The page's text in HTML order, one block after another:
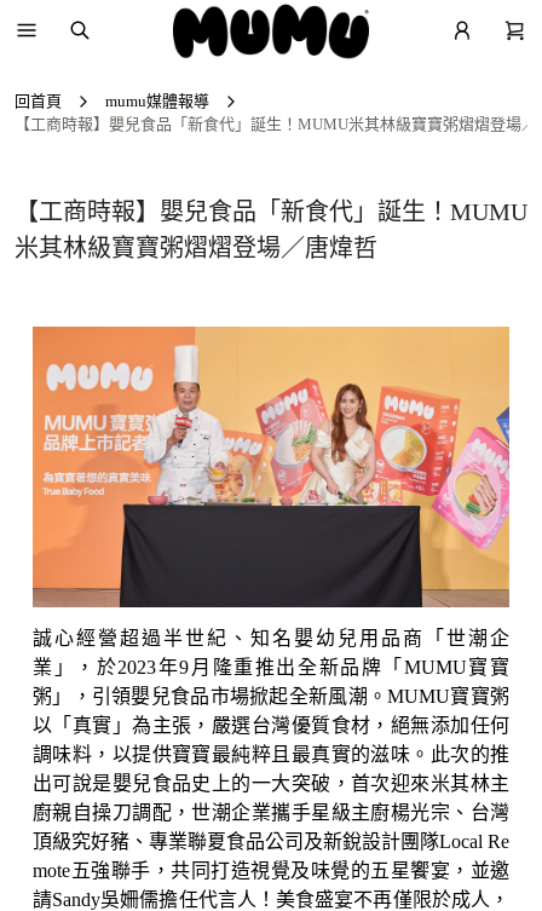
回首頁
mumu媒體報導
【工商時報】嬰兒食品「新食代」誕生！MUMU米其林級寶寶粥熠熠登場／
【工商時報】嬰兒食品「新食代」誕生！MUMU
米其林級寶寶粥熠熠登場／唐煒哲
誠心經營超過半世紀、知名嬰幼兒用品商「世潮企
業」，於2023年9月隆重推出全新品牌「MUMU寶寶
粥」，引領嬰兒食品市場掀起全新風潮。MUMU寶寶粥
以「真實」為主張，嚴選台灣優質食材，絕無添加任何
調味料，以提供寶寶最純粹且最真實的滋味。此次的推
出可說是嬰兒食品史上的一大突破，首次迎來米其林主
廚親自操刀調配，世潮企業攜手星級主廚楊光宗、台灣
頂級究好豬、專業聯夏食品公司及新銳設計團隊Local Re
mote五強聯手，共同打造視覺及味覺的五星饗宴，並邀
請Sandy吳姍儒擔任代言人！美食盛宴不再僅限於成人，